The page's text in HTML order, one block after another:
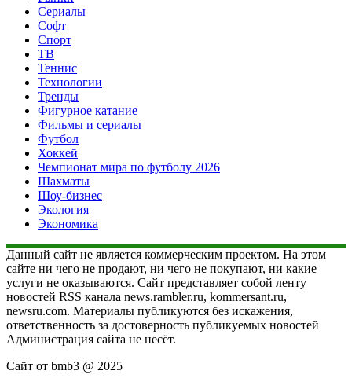
Сериалы
Софт
Спорт
ТВ
Теннис
Технологии
Тренды
Фигурное катание
Фильмы и сериалы
Футбол
Хоккей
Чемпионат мира по футболу 2026
Шахматы
Шоу-бизнес
Экология
Экономика
Данный сайт не является коммерческим проектом. На этом
сайте ни чего не продают, ни чего не покупают, ни какие
услуги не оказываются. Сайт представляет собой ленту
новостей RSS канала news.rambler.ru, kommersant.ru,
newsru.com. Материалы публикуются без искажения,
ответственность за достоверность публикуемых новостей
Администрация сайта не несёт.
Сайт от bmb3 @ 2025